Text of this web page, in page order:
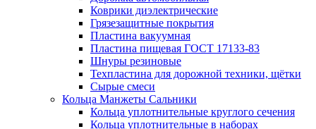
Коврики диэлектрические
Грязезащитные покрытия
Пластина вакуумная
Пластина пищевая ГОСТ 17133-83
Шнуры резиновые
Техпластина для дорожной техники, щётки
Сырые смеси
Кольца Манжеты Сальники
Кольца уплотнительные круглого сечения
Кольца уплотнительные в наборах